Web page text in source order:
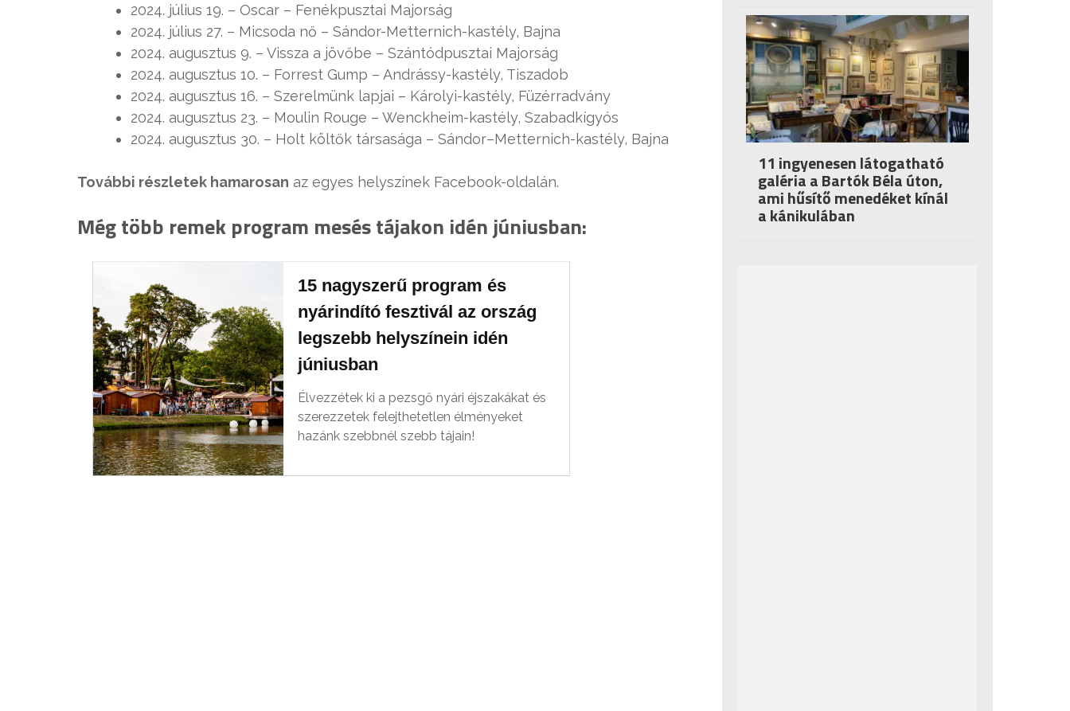
2024. július 19. – Oscar – Fenékpusztai Majorság
2024. július 27. – Micsoda nő – Sándor-Metternich-kastély, Bajna
2024. augusztus 9. – Vissza a jövőbe – Szántódpusztai Majorság
2024. augusztus 10. – Forrest Gump – Andrássy-kastély, Tiszadob
2024. augusztus 16. – Szerelmünk lapjai – Károlyi-kastély, Füzérradvány
2024. augusztus 23. – Moulin Rouge – Wenckheim-kastély, Szabadkígyós
2024. augusztus 30. – Holt költők társasága – Sándor–Metternich-kastély, Bajna
További részletek hamarosan az egyes helyszínek Facebook-oldalán.
Még több remek program mesés tájakon idén júniusban:
15 nagyszerű program és
nyárindító fesztivál az ország
legszebb helyszínein idén
júniusban
Élvezzétek ki a pezsgő nyári éjszakákat és
szerezzetek felejthetetlen élményeket
hazánk szebbnél szebb tájain!
11 ingyenesen látogatható
galéria a Bartók Béla úton,
ami hűsítő menedéket kínál
a kánikulában